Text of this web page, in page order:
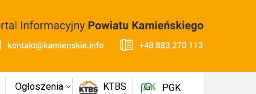
Ogłoszenia KTBS PGK